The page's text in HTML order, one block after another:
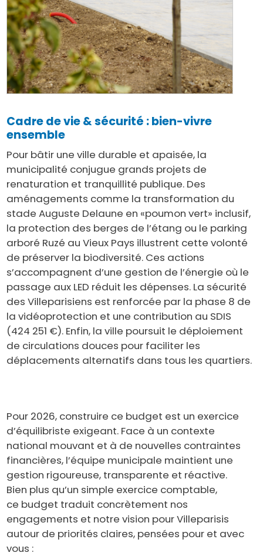
Cadre de vie & sécurité : bien-vivre
ensemble
Pour bâtir une ville durable et apaisée, la
municipalité conjugue grands projets de
renaturation et tranquillité publique. Des
aménagements comme la transformation du
stade Auguste Delaune en «poumon vert» inclusif,
la protection des berges de l’étang ou le parking
arboré Ruzé au Vieux Pays illustrent cette volonté
de préserver la biodiversité. Ces actions
s’accompagnent d’une gestion de l’énergie où le
passage aux LED réduit les dépenses. La sécurité
des Villeparisiens est renforcée par la phase 8 de
la vidéoprotection et une contribution au SDIS
(424 251 €). Enfin, la ville poursuit le déploiement
de circulations douces pour faciliter les
déplacements alternatifs dans tous les quartiers.
Pour 2026, construire ce budget est un exercice
d’équilibriste exigeant. Face à un contexte
national mouvant et à de nouvelles contraintes
financières, l’équipe municipale maintient une
gestion rigoureuse, transparente et réactive.
Bien plus qu’un simple exercice comptable,
ce budget traduit concrètement nos
engagements et notre vision pour Villeparisis
autour de priorités claires, pensées pour et avec
vous :